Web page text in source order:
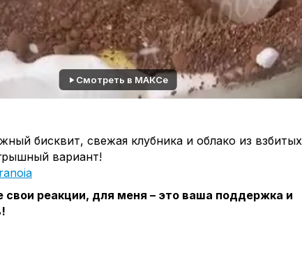
Смотреть в МАКСе
бисквит, свежая клубника и облако из взбитых
вариант!
свои реакции, для меня – это ваша поддержка и
16см (можно и чуть больше)